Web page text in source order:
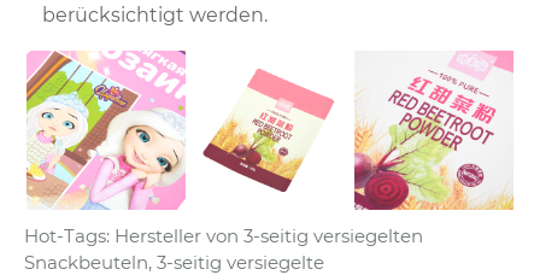
berücksichtigt werden.
Hot-Tags: Hersteller von 3-seitig versiegelten
Snackbeuteln, 3-seitig versiegelte